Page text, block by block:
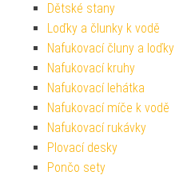
Dětské stany
Loďky a člunky k vodě
Nafukovací čluny a loďky
Nafukovací kruhy
Nafukovací lehátka
Nafukovací míče k vodě
Nafukovací rukávky
Plovací desky
Pončo sety